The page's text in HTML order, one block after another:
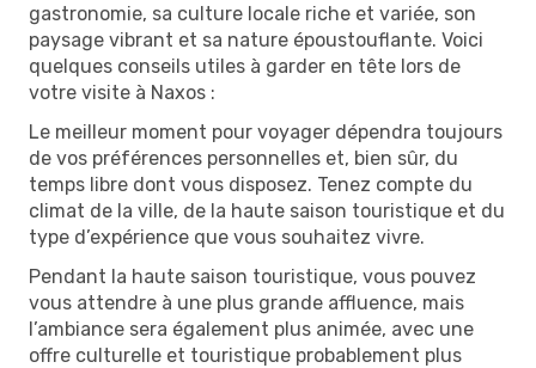
gastronomie, sa culture locale riche et variée, son
paysage vibrant et sa nature époustouflante. Voici
quelques conseils utiles à garder en tête lors de
votre visite à Naxos :
Le meilleur moment pour voyager dépendra toujours
de vos préférences personnelles et, bien sûr, du
temps libre dont vous disposez. Tenez compte du
climat de la ville, de la haute saison touristique et du
type d’expérience que vous souhaitez vivre.
Pendant la haute saison touristique, vous pouvez
vous attendre à une plus grande affluence, mais
l’ambiance sera également plus animée, avec une
offre culturelle et touristique probablement plus